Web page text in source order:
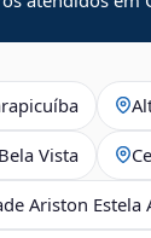
Bela Vista
Ariston Estela